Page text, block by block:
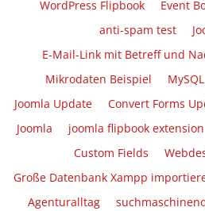
WordPress Flipbook
Event
anti-spam test
E-Mail-Link mit Betreff und
Mikrodaten Beispiel
MySQL
Joomla Update
Convert Forms
Joomla
joomla flipbook extension
Custom Fields
Große Datenbank Xampp
Agenturalltag